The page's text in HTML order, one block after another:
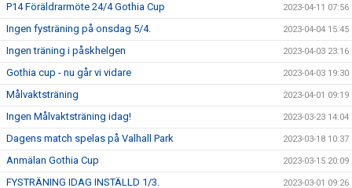
P14 Föräldrarmöte 24/4 Gothia Cup 2023-04-11 07:56
Ingen fysträning på onsdag 5/4. 2023-04-04 15:45
Ingen träning i påskhelgen 2023-04-03 23:16
Gothia cup - nu går vi vidare 2023-04-03 19:30
Målvaktsträning 2023-04-01 09:19
Ingen Målvaktsträning idag! 2023-03-23 14:04
Dagens match spelas på Valhall Park 2023-03-18 10:37
Anmälan Gothia Cup 2023-03-15 20:09
FYSTRÄNING IDAG INSTÄLLD 1/3. 2023-03-01 09:26